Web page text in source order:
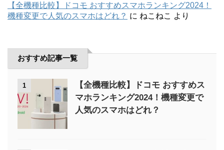
【全機種比較】ドコモ おすすめスマホランキング2024！
機種変更で人気のスマホはどれ？ に ねこねこ より
おすすめ記事一覧
1
【全機種比較】ドコモ おすすめス
マホランキング2024！機種変更で
人気のスマホはどれ？